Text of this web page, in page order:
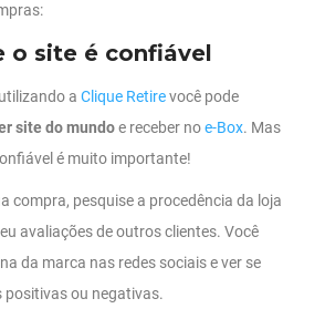
o site é confiável
a Clique Retirevocê pode
site do mundoe receber noe-Box. Mas
é muito importante!
compra, pesquise a procedência da loja
avaliações de outros clientes. Você
da marca nas redes sociais e ver se
positivas ou negativas.